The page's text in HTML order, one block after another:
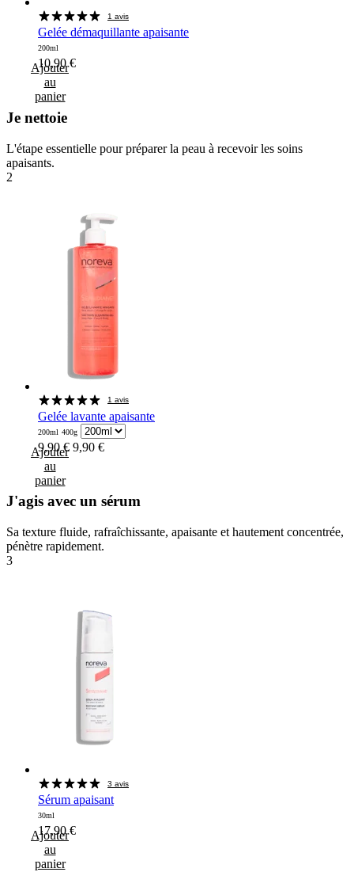
1 avis
Gelée démaquillante apaisante
200ml
10,90€
Ajouter
au
panier
Je nettoie
L'étape essentielle pour préparer la peau à recevoir les soins
apaisants.
2
1 avis
Gelée lavante apaisante
200ml 400g
9,90 € 9,90 €
Ajouter
au
panier
J'agis avec un sérum
Sa texture fluide, rafraîchissante, apaisante et hautement concentrée,
pénètre rapidement.
3
3 avis
Sérum apaisant
30ml
17,90€
Ajouter
au
panier